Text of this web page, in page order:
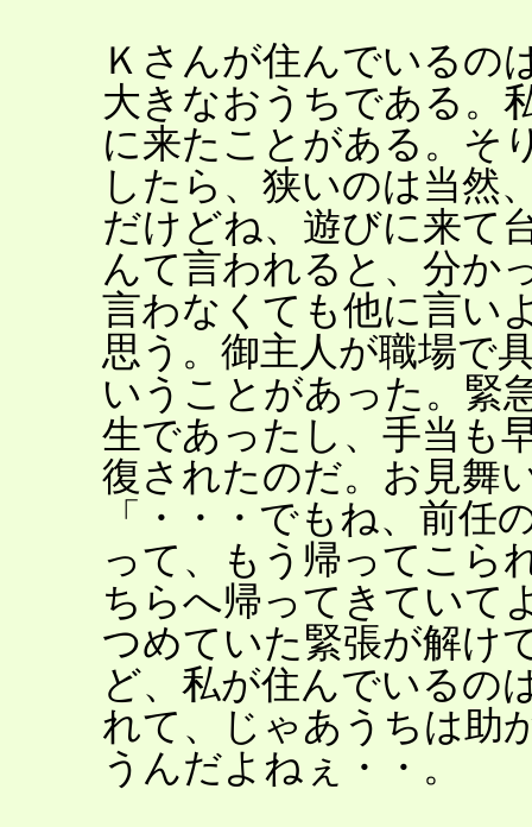
Ｋさんが住んでいるの
大きなおうちである。
に来たことがある。そ
したら、狭いのは当然
だけどね、遊びに来て
んて言われると、分か
言わなくても他に言い
思う。御主人が職場で
いうことがあった。緊
生であったし、手当も
復されたのだ。お見舞
「・・・でもね、前任
って、もう帰ってこら
ちらへ帰ってきていて
つめていた緊張が解け
ど、私が住んでいるの
れて、じゃあうちは助
うんだよねぇ・・。